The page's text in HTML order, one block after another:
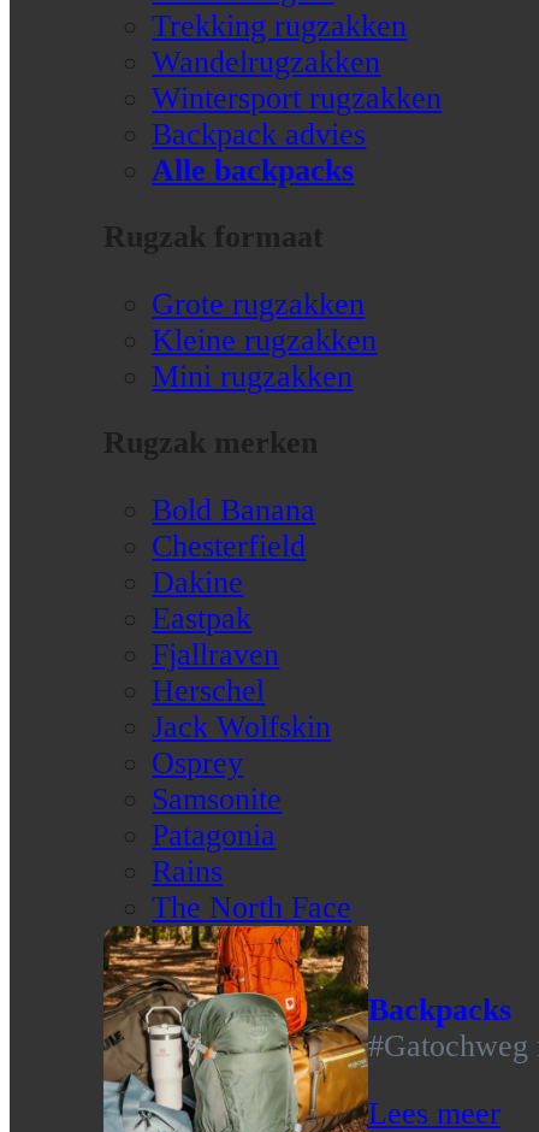
Trekking rugzakken
Wandelrugzakken
Wintersport rugzakken
Backpack advies
Alle backpacks
Rugzak formaat
Grote rugzakken
Kleine rugzakken
Mini rugzakken
Rugzak merken
Bold Banana
Chesterfield
Dakine
Eastpak
Fjallraven
Herschel
Jack Wolfskin
Osprey
Samsonite
Patagonia
Rains
The North Face
Backpacks
#Gatochweg
Lees meer